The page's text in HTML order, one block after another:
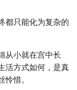
都只能化为复杂的
从小就在宫中长
活方式如何，是真
惜。